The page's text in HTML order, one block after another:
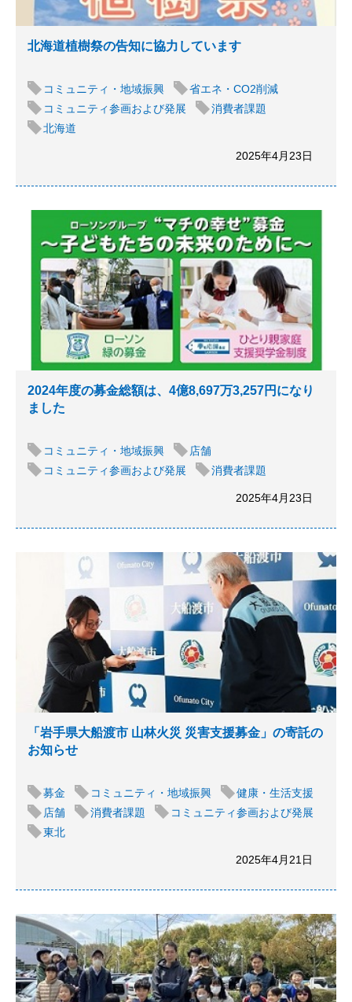
北海道植樹祭の告知に協力しています
コミュニティ・地域振興
省エネ・CO2削減
コミュニティ参画および発展
消費者課題
北海道
2025年4月23日
2024年度の募金総額は、4億8,697万3,257円になり
ました
コミュニティ・地域振興
店舗
コミュニティ参画および発展
消費者課題
2025年4月23日
「岩手県大船渡市 山林火災 災害支援募金」の寄託の
お知らせ
募金 コミュニティ・地域振興
健康・生活支援
店舗
消費者課題
コミュニティ参画および発展
東北
2025年4月21日